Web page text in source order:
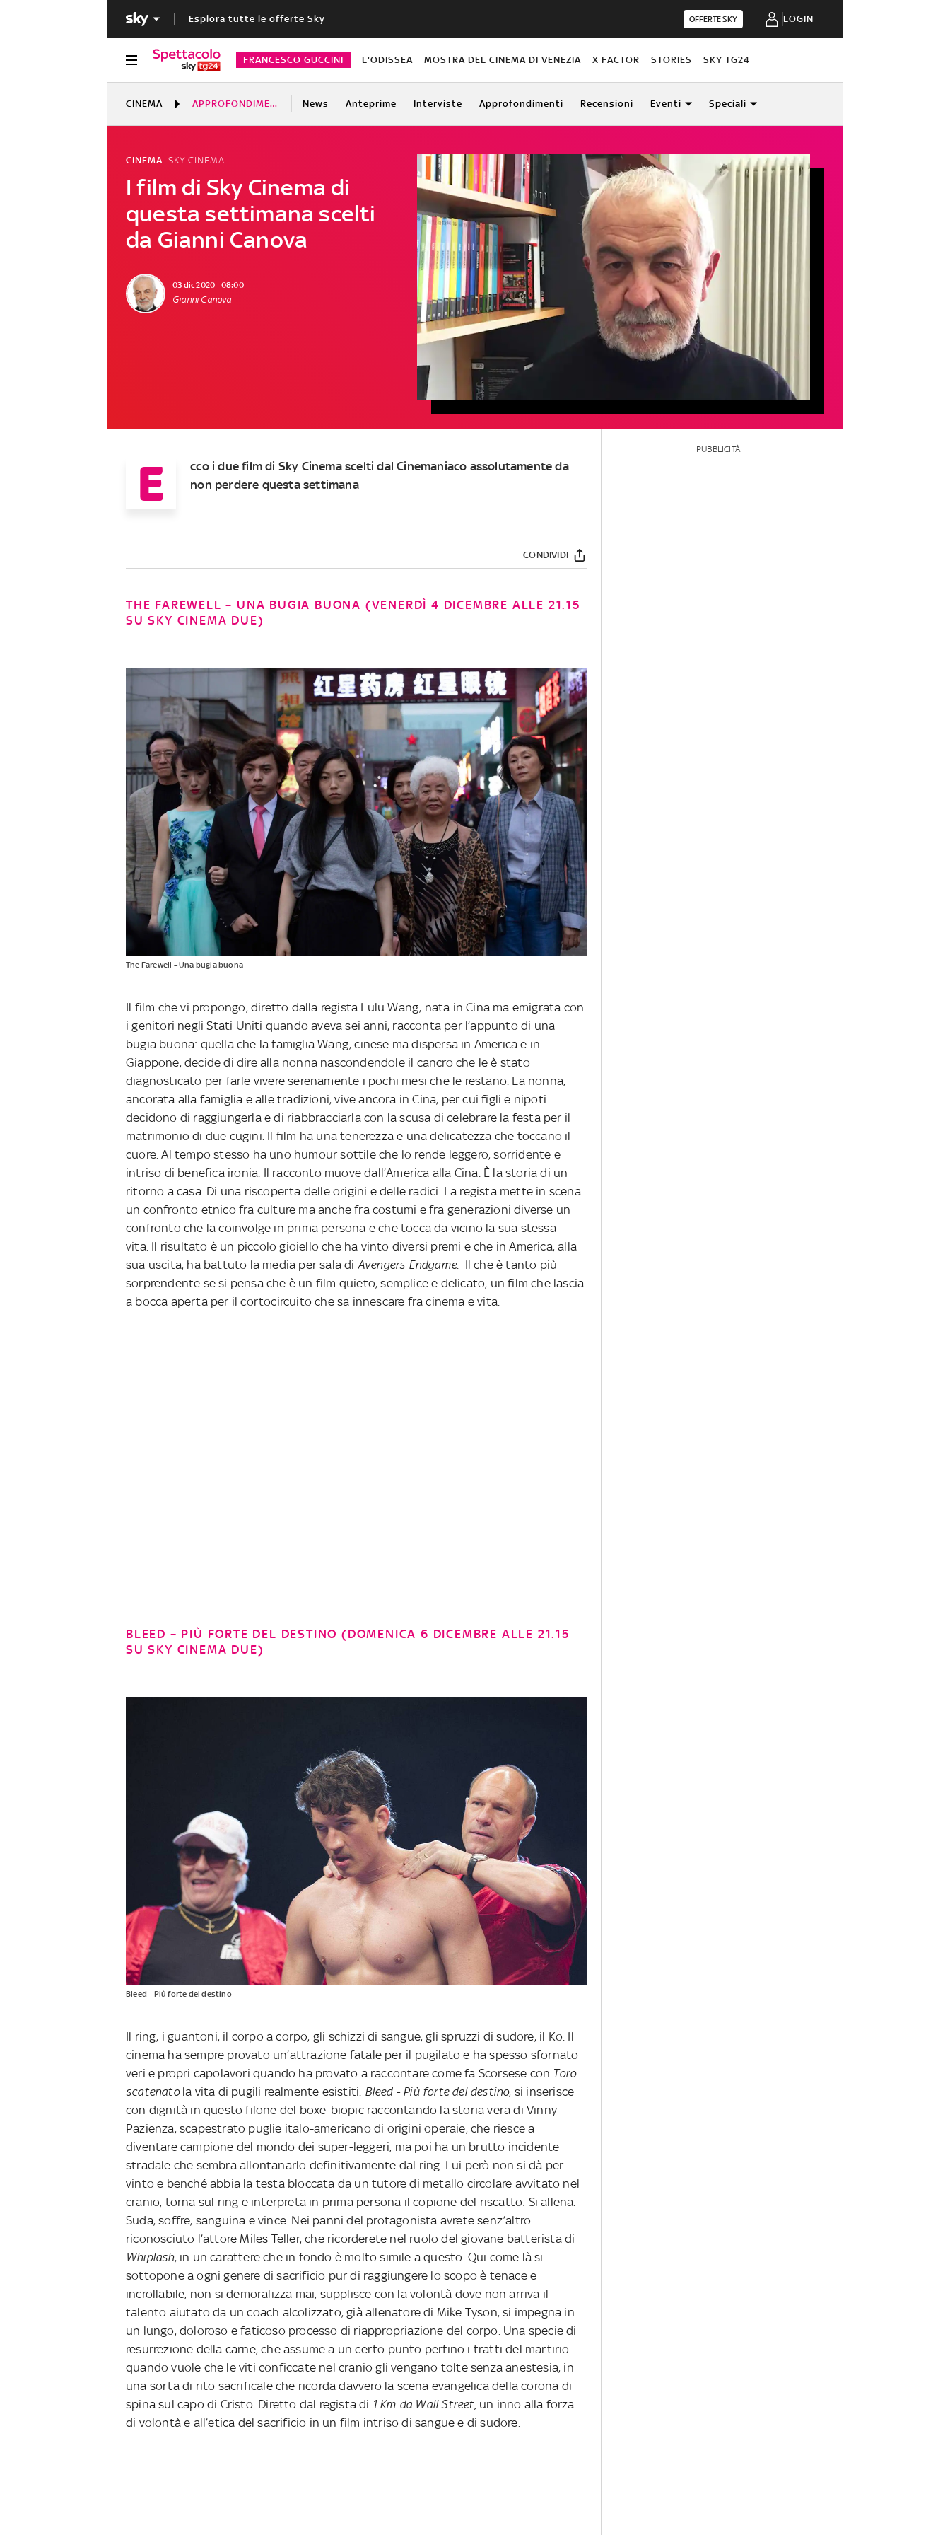
Esplora tutte le offerte Sky OFFERTE SKY LOGIN
FRANCESCO GUCCINI L'ODISSEA MOSTRA DEL CINEMA DI VENEZIA X FACTOR STORIES SKY TG24
CINEMA APPROFONDIMENTI News Anteprime Interviste Approfondimenti Recensioni Eventi Speciali
I film di Sky Cinema di
questa settimana scelti
da Gianni Canova
CINEMA SKY CINEMA
03 dic 2020 - 08:00
Gianni Canova
E
cco i due film di Sky Cinema scelti dal Cinemaniaco assolutamente da
non perdere questa settimana
CONDIVIDI
THE FAREWELL – UNA BUGIA BUONA (VENERDÌ 4 DICEMBRE ALLE 21.15
SU SKY CINEMA DUE)
The Farewell – Una bugia buona
Il film che vi propongo, diretto dalla regista Lulu Wang, nata in Cina ma emigrata con
i genitori negli Stati Uniti quando aveva sei anni, racconta per l’appunto di una
bugia buona: quella che la famiglia Wang, cinese ma dispersa in America e in
Giappone, decide di dire alla nonna nascondendole il cancro che le è stato
diagnosticato per farle vivere serenamente i pochi mesi che le restano. La nonna,
ancorata alla famiglia e alle tradizioni, vive ancora in Cina, per cui figli e nipoti
decidono di raggiungerla e di riabbracciarla con la scusa di celebrare la festa per il
matrimonio di due cugini. Il film ha una tenerezza e una delicatezza che toccano il
cuore. Al tempo stesso ha uno humour sottile che lo rende leggero, sorridente e
intriso di benefica ironia. Il racconto muove dall’America alla Cina. È la storia di un
ritorno a casa. Di una riscoperta delle origini e delle radici. La regista mette in scena
un confronto etnico fra culture ma anche fra costumi e fra generazioni diverse un
confronto che la coinvolge in prima persona e che tocca da vicino la sua stessa
vita. Il risultato è un piccolo gioiello che ha vinto diversi premi e che in America, alla
sua uscita, ha battuto la media per sala di Avengers Endgame. Il che è tanto più
sorprendente se si pensa che è un film quieto, semplice e delicato, un film che lascia
a bocca aperta per il cortocircuito che sa innescare fra cinema e vita.
BLEED – PIÙ FORTE DEL DESTINO (DOMENICA 6 DICEMBRE ALLE 21.15
SU SKY CINEMA DUE)
Bleed – Più forte del destino
Il ring, i guantoni, il corpo a corpo, gli schizzi di sangue, gli spruzzi di sudore, il Ko. Il
cinema ha sempre provato un’attrazione fatale per il pugilato e ha spesso sfornato
veri e propri capolavori quando ha provato a raccontare come fa Scorsese con Toro
scatenatola vita di pugili realmente esistiti. Bleed - Più forte del destino, si inserisce
con dignità in questo filone del boxe-biopic raccontando la storia vera di Vinny
Pazienza, scapestrato puglie italo-americano di origini operaie, che riesce a
diventare campione del mondo dei super-leggeri, ma poi ha un brutto incidente
stradale che sembra allontanarlo definitivamente dal ring. Lui però non si dà per
vinto e benché abbia la testa bloccata da un tutore di metallo circolare avvitato nel
cranio, torna sul ring e interpreta in prima persona il copione del riscatto: Si allena.
Suda, soffre, sanguina e vince. Nei panni del protagonista avrete senz’altro
riconosciuto l’attore Miles Teller, che ricorderete nel ruolo del giovane batterista di
Whiplash, in un carattere che in fondo è molto simile a questo. Qui come là si
sottopone a ogni genere di sacrificio pur di raggiungere lo scopo è tenace e
incrollabile, non si demoralizza mai, supplisce con la volontà dove non arriva il
talento aiutato da un coach alcolizzato, già allenatore di Mike Tyson, si impegna in
un lungo, doloroso e faticoso processo di riappropriazione del corpo. Una specie di
resurrezione della carne, che assume a un certo punto perfino i tratti del martirio
quando vuole che le viti conficcate nel cranio gli vengano tolte senza anestesia, in
una sorta di rito sacrificale che ricorda davvero la scena evangelica della corona di
spina sul capo di Cristo. Diretto dal regista di 1 Km da Wall Street, un inno alla forza
di volontà e all’etica del sacrificio in un film intriso di sangue e di sudore.
PUBBLICITÀ